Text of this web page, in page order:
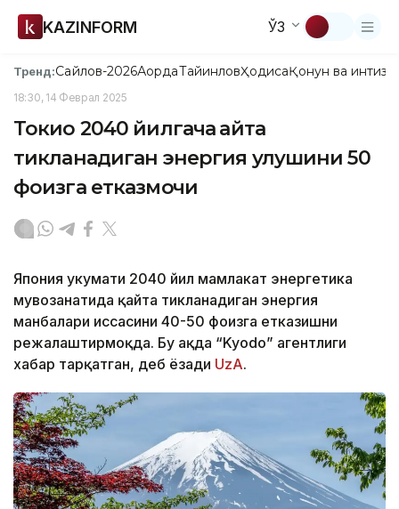
KAZINFORM ЎЗ
Тренд:Сайлов-2026АқордаТайинловҲодисаҚонун ва
18:30, 14 Феврал 2025
Токио 2040 йилгача қайта
тикланадиган энергия улушини 50
фоизга етказмоқчи
Япония ҳукумати 2040 йил мамлакат энергетика
мувозанатида қайта тикланадиган энергия
манбалари ҳиссасини 40-50 фоизга етказишни
режалаштирмоқда. Бу ҳақда “Kyodo” агентлиги
хабар тарқатган, деб ёзади UzA.